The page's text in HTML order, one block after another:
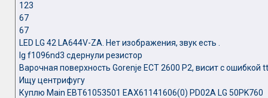
123
67
67
LED LG 42 LA644V-ZA. Нет изображения, звук есть .
lg f1096nd3 сдернули резистор
Варочная поверхность Gorenje ECT 2600 P2, висит с ошибкой tt
Ищу центрифугу
Куплю Main EBT61053501 EAX61141606(0) PD02A LG 50PK760